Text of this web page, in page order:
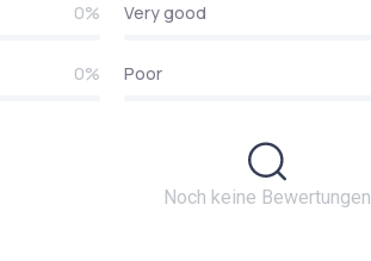
0% Very good
0% Poor
Noch keine Bewertungen